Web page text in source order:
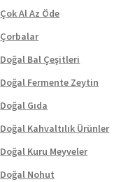
Çok Al Az Öde
Çorbalar
Doğal Bal Çeşitleri
Doğal Fermente Zeytin
Doğal Gıda
Doğal Kahvaltılık Ürünler
Doğal Kuru Meyveler
Doğal Nohut